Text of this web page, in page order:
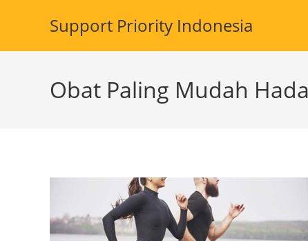
Support Priority Indonesia
Obat Paling Mudah